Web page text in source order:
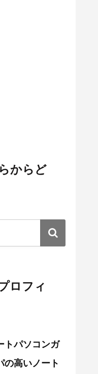
からど
ロフィ
トパソコンガ
の高いノート